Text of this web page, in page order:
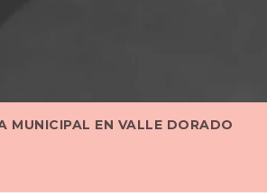
MUNICIPAL EN VALLE DORADO